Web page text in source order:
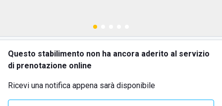
Questo stabilimento non ha ancora aderito al servizio
di prenotazione online
Ricevi una notifica appena sarà disponibile